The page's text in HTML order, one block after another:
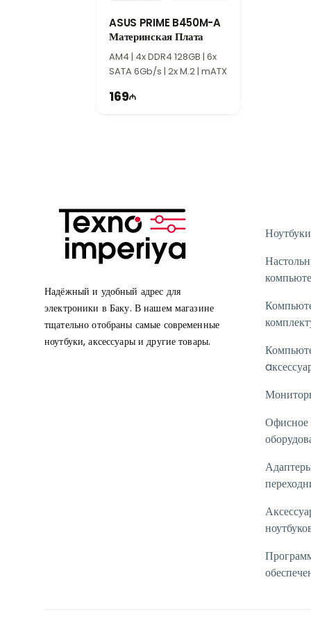
ASUS PRIME B450M-A
Материнская Плата
AM4 | 4x DDR4 128GB | 6x
SATA 6Gb/s | 2x M.2 | mATX
169
Надёжный и удобный адрес для
электроники в Баку. В нашем магазине
тщательно отобраны самые современные
ноутбуки, аксессуары и другие товары.
Ноутбуки
Офисное